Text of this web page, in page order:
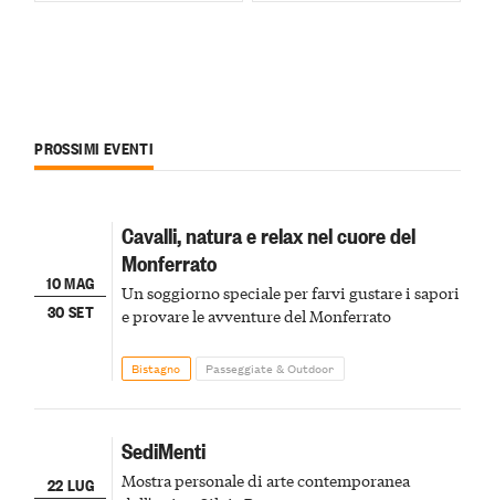
PROSSIMI EVENTI
10 MAG
30 SET
Cavalli, natura e relax nel cuore del
Monferrato
Un soggiorno speciale per farvi gustare i sapori
e provare le avventure del Monferrato
Bistagno Passeggiate & Outdoor
22 LUG
SediMenti
Mostra personale di arte contemporanea